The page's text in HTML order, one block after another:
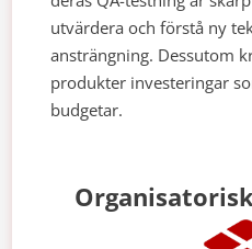
utvärdera och förstå ny
ansträngning. Dessutom
produkter investeringar
budgetar.